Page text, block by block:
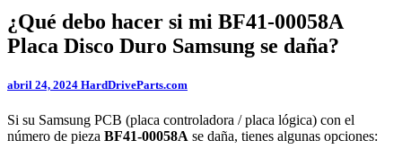
¿Qué debo hacer si mi BF41-00058A
Placa Disco Duro Samsung se daña?
abril 24, 2024 HardDriveParts.com
Si su Samsung PCB (placa controladora / placa lógica) con el
número de pieza BF41-00058A se daña, tienes algunas opciones: